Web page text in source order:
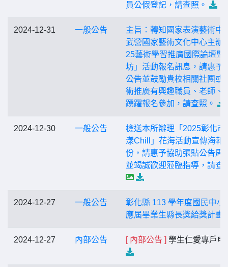
員公假登記，請查照。
2024-12-31 一般公告
主旨：轉知國家表演藝術中
武營國家藝術文化中心主辦
25藝術學習推廣國際論壇暨
坊」活動報名訊息，請惠予
公告並鼓勵貴校相關社團或
術推廣有興趣職員、老師、
踴躍報名參加，請查照。
2024-12-30 一般公告
檢送本所辦理「2025彰化市
漾Chill」花海活動宣傳海報1
份，請惠予協助張貼公告周
並竭誠歡迎蒞臨指導，請查
2024-12-27 一般公告
彰化縣 113 學年度國民中小
應屆畢業生縣長獎給獎計畫
2024-12-27 內部公告 [ 內部公告 ] 學生仁愛專戶申